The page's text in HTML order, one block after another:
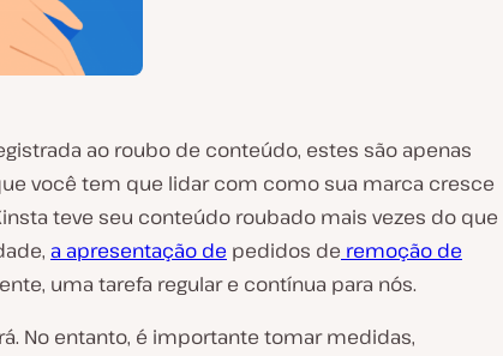
ao roubo de conteúdo, estes são apenas
você tem que lidar com como sua marca cresce
teve seu conteúdo roubado mais vezes do que
a apresentação de pedidos de remoção de
uma tarefa regular e contínua para nós.
No entanto, é importante tomar medidas,